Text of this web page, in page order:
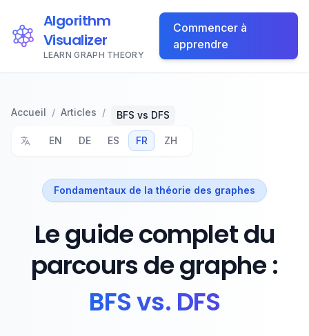
Algorithm
Visualizer
LEARN GRAPH THEORY
Commencer à
apprendre
Accueil / Articles / BFS vs DFS
EN DE ES FR ZH
Fondamentaux de la théorie des graphes
Le guide complet du
parcours de graphe :
BFS vs. DFS